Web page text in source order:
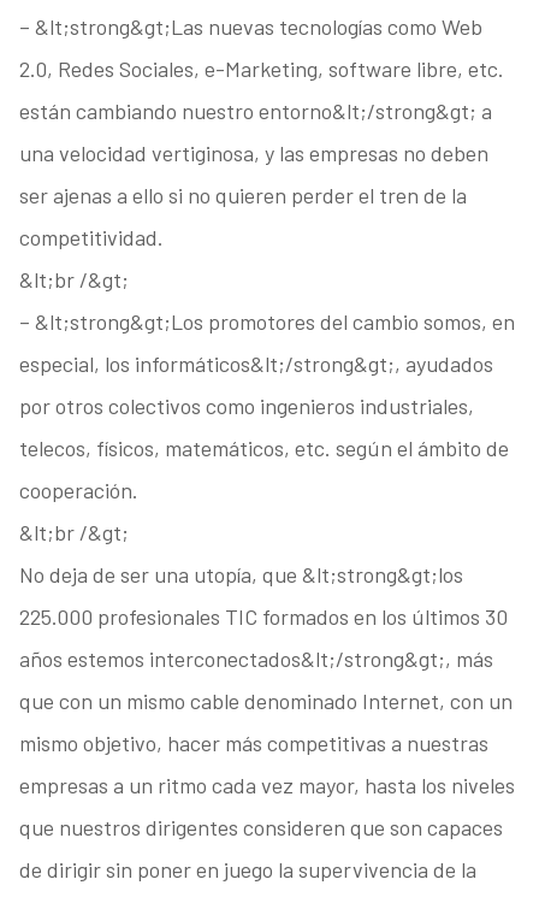
– &lt;strong&gt;Las nuevas tecnologías como Web
2.0, Redes Sociales, e-Marketing, software libre, etc.
están cambiando nuestro entorno&lt;/strong&gt; a
una velocidad vertiginosa, y las empresas no deben
ser ajenas a ello si no quieren perder el tren de la
competitividad.
&lt;br /&gt;
– &lt;strong&gt;Los promotores del cambio somos, en
especial, los informáticos&lt;/strong&gt;, ayudados
por otros colectivos como ingenieros industriales,
telecos, físicos, matemáticos, etc. según el ámbito de
cooperación.
&lt;br /&gt;
No deja de ser una utopía, que &lt;strong&gt;los
225.000 profesionales TIC formados en los últimos 30
años estemos interconectados&lt;/strong&gt;, más
que con un mismo cable denominado Internet, con un
mismo objetivo, hacer más competitivas a nuestras
empresas a un ritmo cada vez mayor, hasta los niveles
que nuestros dirigentes consideren que son capaces
de dirigir sin poner en juego la supervivencia de la